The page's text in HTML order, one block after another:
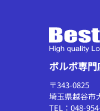
ボルボ専
〒343-0825
埼玉県越谷市
TEL：048-